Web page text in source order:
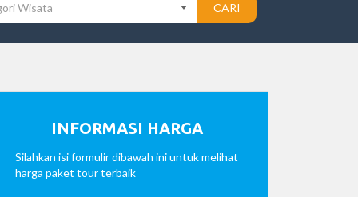
Wisata CARI
INFORMASI HARGA
Silahkan isi formulir dibawah ini untuk melihat
harga paket tour terbaik